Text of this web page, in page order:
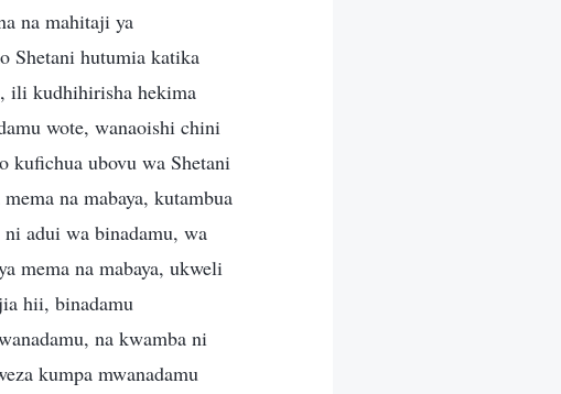
na mahitaji ya
Shetani hutumia katika
ili kudhihirisha hekima
wote, wanaoishi chini
kufichua ubovu wa Shetani
na mabaya, kutambua
adui wa binadamu, wa
mema na mabaya, ukweli
hii, binadamu
na kwamba ni
kumpa mwanadamu